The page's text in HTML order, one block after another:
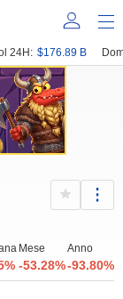
24H: $176.89 B
Mese
-53.28%
Anno
-93.80%